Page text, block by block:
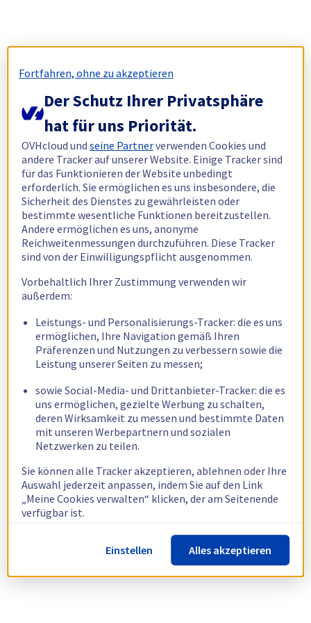
Fortfahren, ohne zu akzeptieren
Der Schutz Ihrer Privatsphäre
hat für uns Priorität.
OVHcloud undseine Partnerverwenden Cookies und
andere Tracker auf unserer Website. Einige Tracker sind
für das Funktionieren der Website unbedingt
erforderlich. Sie ermöglichen es uns insbesondere, die
Sicherheit des Dienstes zu gewährleisten oder
bestimmte wesentliche Funktionen bereitzustellen.
Andere ermöglichen es uns, anonyme
Reichweitenmessungen durchzuführen. Diese Tracker
sind von der Einwilligungspflicht ausgenommen.
Vorbehaltlich Ihrer Zustimmung verwenden wir
außerdem:
Leistungs- und Personalisierungs-Tracker: die es uns
ermöglichen, Ihre Navigation gemäß Ihren
Präferenzen und Nutzungen zu verbessern sowie die
Leistung unserer Seiten zu messen;
sowie Social-Media- und Drittanbieter-Tracker: die es
uns ermöglichen, gezielte Werbung zu schalten,
deren Wirksamkeit zu messen und bestimmte Daten
mit unseren Werbepartnern und sozialen
Netzwerken zu teilen.
Sie können alle Tracker akzeptieren, ablehnen oder Ihre
Auswahl jederzeit anpassen, indem Sie auf den Link
„Meine Cookies verwalten“ klicken, der am Seitenende
verfügbar ist.
Weitere Informationen finden Sie in unsererRichtlinie
zur Verwendung von Cookies.
Einstellen Alles akzeptieren